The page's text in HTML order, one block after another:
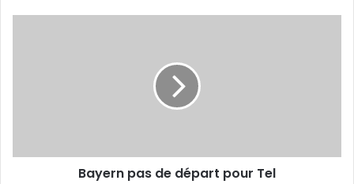
Bayern pas de départ pour Tel